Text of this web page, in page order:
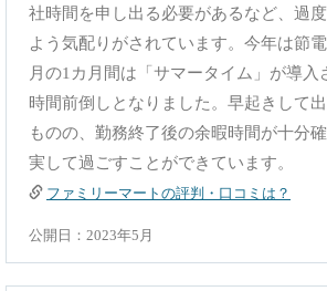
社時間を申し出る必要があるなど、過
よう気配りがされています。今年は節
月の1カ月間は「サマータイム」が導入
時間前倒しとなりました。早起きして
ものの、勤務終了後の余暇時間が十分
実して過ごすことができています。
ファミリーマートの評判・口コミは？
公開日：2023年5月